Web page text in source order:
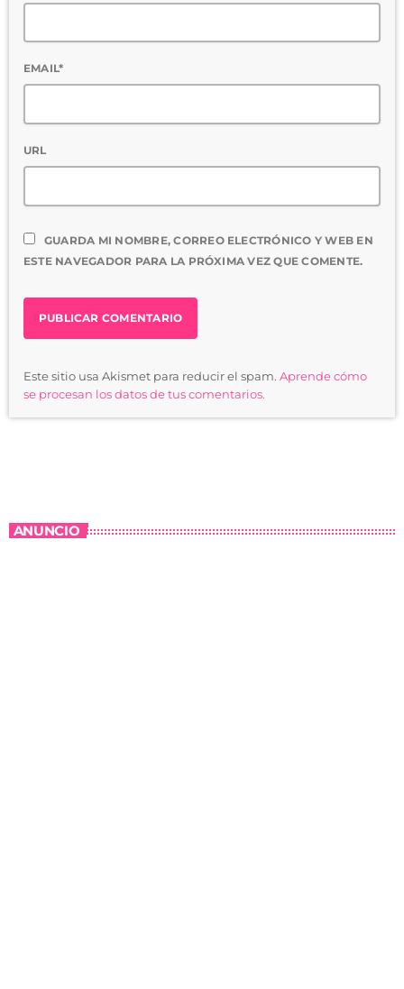
EMAIL*
URL
GUARDA MI NOMBRE, CORREO ELECTRÓNICO Y WEB EN
ESTE NAVEGADOR PARA LA PRÓXIMA VEZ QUE COMENTE.
Este sitio usa Akismet para reducir el spam. Aprende cómo
se procesan los datos de tus comentarios.
ANUNCIO